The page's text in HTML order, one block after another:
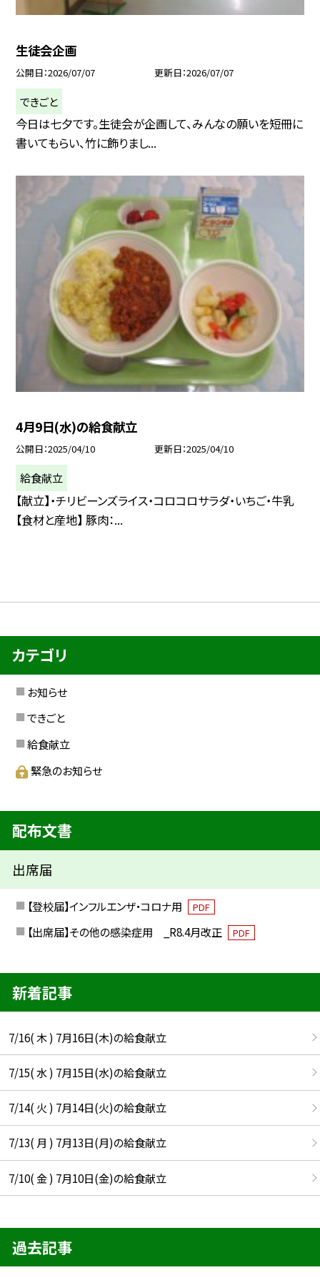
生徒会企画
公開日 2026/07/07 更新日 2026/07/07
できごと
今日は七夕です。生徒会が企画して、みんなの願いを短冊に
書いてもらい、竹に飾りまし...
4月9日(水)の給食献立
公開日 2025/04/10 更新日 2025/04/10
給食献立
【献立】・チリビーンズライス・コロコロサラダ・いちご・牛乳
【食材と産地】 豚肉：...
カテゴリ
お知らせ
できごと
給食献立
緊急のお知らせ
配布文書
出席届
【登校届】インフルエンザ・コロナ用 PDF
【出席届】その他の感染症用 _R8.4月改正 PDF
新着記事
7/16( 木 ) 7月16日(木)の給食献立
7/15( 水 ) 7月15日(水)の給食献立
7/14( 火 ) 7月14日(火)の給食献立
7/13( 月 ) 7月13日(月)の給食献立
7/10( 金 ) 7月10日(金)の給食献立
過去記事